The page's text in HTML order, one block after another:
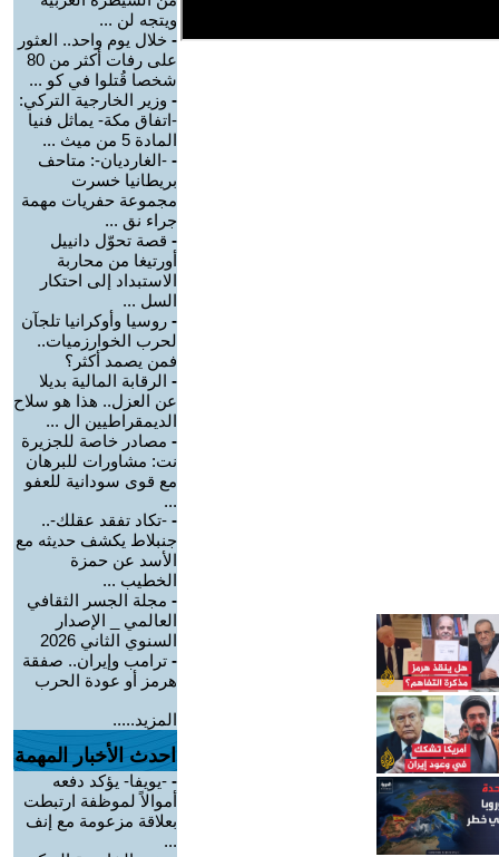
ويتجه لن ...
- خلال يوم واحد.. العثور
على رفات أكثر من 80
شخصا قُتلوا في كو ...
- وزير الخارجية التركي:
-اتفاق مكة- يماثل فنيا
المادة 5 من ميث ...
- -الغارديان-: متاحف
بريطانيا خسرت
مجموعة حفريات مهمة
جراء نق ...
- قصة تحوّل دانييل
أورتيغا من محاربة
الاستبداد إلى احتكار
السل ...
- روسيا وأوكرانيا تلجآن
لحرب الخوارزميات..
فمن يصمد أكثر؟
- الرقابة المالية بديلا
عن العزل.. هذا هو سلاح
الديمقراطيين ال ...
- مصادر خاصة للجزيرة
نت: مشاورات للبرهان
مع قوى سودانية للعفو
...
- -تكاد تفقد عقلك-..
جنبلاط يكشف حديثه مع
الأسد عن حمزة
الخطيب ...
- مجلة الجسر الثقافي
العالمي _ الإصدار
السنوي الثاني 2026
- ترامب وإيران.. صفقة
هرمز أو عودة الحرب
المزيد.....
احدث الأخبار المهمة
- -يويفا- يؤكد دفعه
أموالاً لموظفة ارتبطت
بعلاقة مزعومة مع إنف
...